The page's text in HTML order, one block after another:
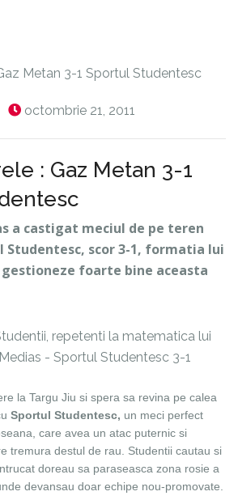
octombrie 21, 2011
: Gaz Metan 3-1
a castigat meciul de pe teren
Studentesc, scor 3-1, formatia lui
gestioneze foarte bine aceasta
la Targu Jiu si spera sa revina pe calea
Sportul Studentesc, un meci perfect
care avea un atac puternic si
tremura destul de rau. Studentii cautau si
doreau sa paraseasca zona rosie a
devansau doar echipe nou-promovate.